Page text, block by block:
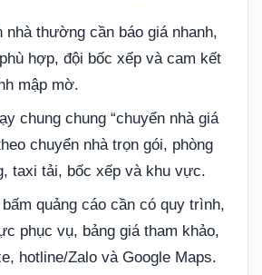
nhà thường cần báo giá nhanh,
hợp, đội bốc xếp và cam kết
mập mờ.
chung chung “chuyển nhà giá
chuyển nhà trọn gói, phòng
taxi tải, bốc xếp và khu vực.
quảng cáo cần có quy trình,
phục vụ, bảng giá tham khảo,
hotline/Zalo và Google Maps.